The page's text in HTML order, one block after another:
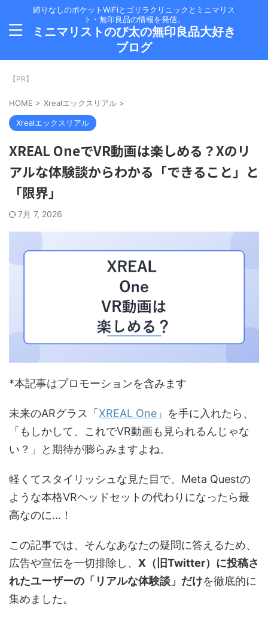
縛りなしのポケットWiFiとゴリラクリニックとミニマリス
ト・無印良品の情報を発信。
ミニマリストのび太の無印良品大好き
ブログ
【PR】
HOME > Xrealエックスリアル >
Xrealエックスリアル
XREAL OneでVR動画は楽しめる？Xのリ
アルな体験談からわかる「できること」と
「限界」
7月 7, 2026
*本記事はプロモーションを含みます
未来のARグラス「 XREAL One 」を手に入れたら、
「もしかして、これでVR動画も見られるんじゃな
い？」と期待が膨らみますよね。
軽くてスタイリッシュな見た目で、Meta Questの
ような本格VRヘッドセットの代わりになったら最
高なのに…！
この記事では、そんなあなたの疑問に答えるため、
広告や宣伝を一切排除し、 X（旧Twitter）に投稿さ
れたユーザーの「リアルな体験談」だけを徹底的に
集めました。